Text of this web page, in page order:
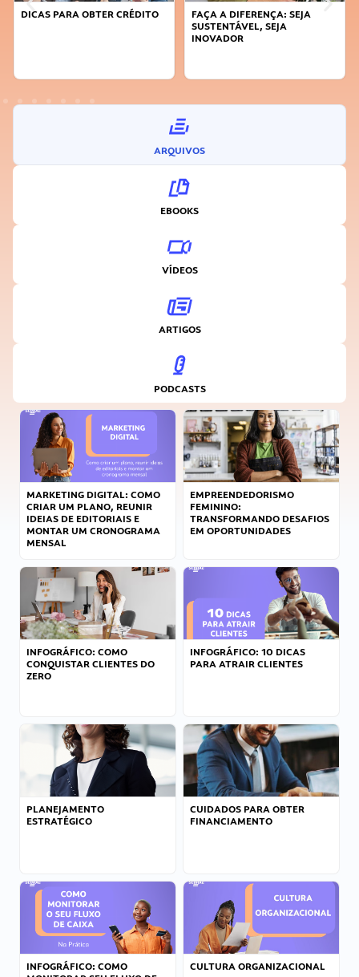
DICAS PARA OBTER CRÉDITO
FAÇA A DIFERENÇA: SEJA
SUSTENTÁVEL, SEJA
INOVADOR
ARQUIVOS
EBOOKS
VÍDEOS
ARTIGOS
PODCASTS
MARKETING DIGITAL: COMO
CRIAR UM PLANO, REUNIR
IDEIAS DE EDITORIAIS E
MONTAR UM CRONOGRAMA
MENSAL
EMPREENDEDORISMO
FEMININO:
TRANSFORMANDO DESAFIOS
EM OPORTUNIDADES
INFOGRÁFICO: COMO
CONQUISTAR CLIENTES DO
ZERO
INFOGRÁFICO: 10 DICAS
PARA ATRAIR CLIENTES
PLANEJAMENTO
ESTRATÉGICO
CUIDADOS PARA OBTER
FINANCIAMENTO
INFOGRÁFICO: COMO
CULTURA ORGANIZACIONAL